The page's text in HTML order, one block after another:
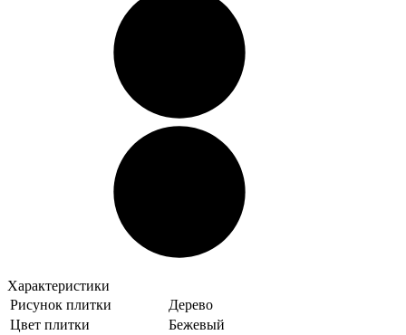
Характеристики
Рисунок плитки
Дерево
Цвет плитки
Бежевый